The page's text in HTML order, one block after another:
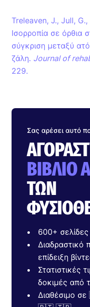
Treleaven, J., Jull,
Ισορροπία σε όρθια
σύγκριση μεταξύ
ζάλη. Journal of
229.
Σας αρέσει αυτό
ΒΙΒΛΊΟ
ΤΩΝ
600+
Διαδραστικό
επίδειξη
Στατιστικές
δοκιμές από